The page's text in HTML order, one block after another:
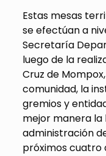
Estas mesas
se efectúan a
Secretaría
luego de la
Cruz de
comunidad, la
gremios y
mejor manera la
administración
próximos cuatro